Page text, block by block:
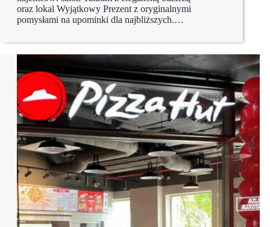
oraz lokal Wyjątkowy Prezent z oryginalnymi
pomysłami na upominki dla najbliższych.…